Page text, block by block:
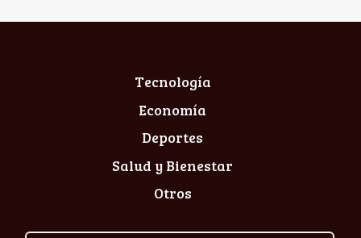
Tecnología
Economía
Deportes
Salud y Bienestar
Otros